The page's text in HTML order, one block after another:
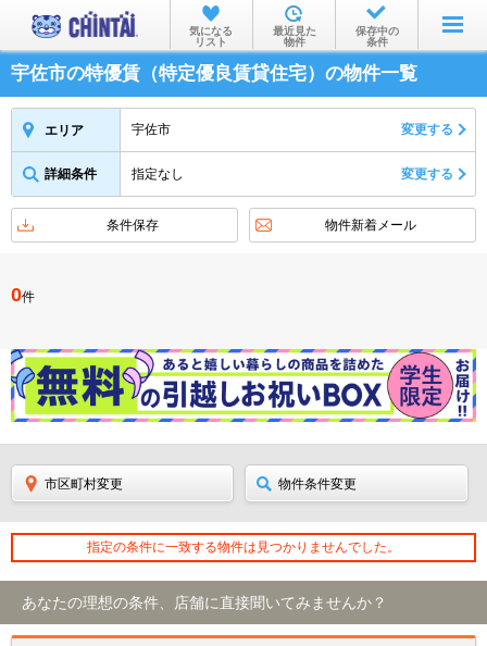
お部屋を探す
沿線・駅から
住所から
家賃相場から
物件特集から
気になる
リスト
最近見た
物件
保存中の
条件
宇佐市の特優賃（特定優良賃貸住宅）の物件一覧
エリア 宇佐市 変更する
詳細条件 指定なし 変更する
条件保存 物件新着メール
0件
市区町村変更 物件条件変更
指定の条件に一致する物件は見つかりませんでした。
あなたの理想の条件、店舗に直接聞いてみませんか？